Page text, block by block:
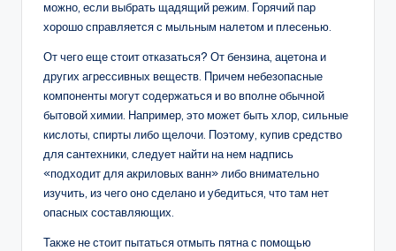
можно, если выбрать щадящий режим. Горячий пар
хорошо справляется с мыльным налетом и плесенью.
От чего еще стоит отказаться? От бензина, ацетона и
других агрессивных веществ. Причем небезопасные
компоненты могут содержаться и во вполне обычной
бытовой химии. Например, это может быть хлор, сильные
кислоты, спирты либо щелочи. Поэтому, купив средство
для сантехники, следует найти на нем надпись
«подходит для акриловых ванн» либо внимательно
изучить, из чего оно сделано и убедиться, что там нет
опасных составляющих.
Также не стоит пытаться отмыть пятна с помощью